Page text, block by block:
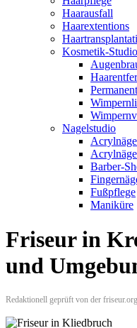
Haarausfall
Haarextentions
Kosmetik-Studio
Nagelstudio
Barber-
Fußpflege
Maniküre
Friseur in
und
Redaktionell geprüft von der